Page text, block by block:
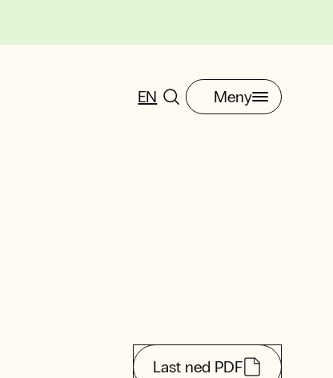
EN Meny
Last ned PDF